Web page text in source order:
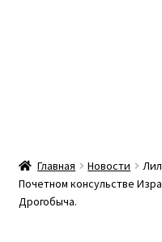
Компания
Главная Новости
Почетном консульстве
Дрогобыча.